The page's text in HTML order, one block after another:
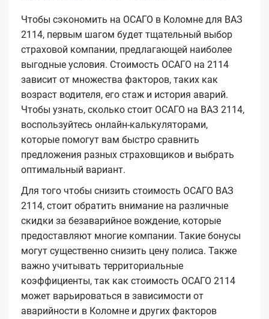
Чтобы сэкономить на ОСАГО в Коломне для ВАЗ
2114, первым шагом будет тщательный выбор
страховой компании, предлагающей наиболее
выгодные условия. Стоимость ОСАГО на 2114
зависит от множества факторов, таких как
возраст водителя, его стаж и история аварий.
Чтобы узнать, сколько стоит ОСАГО на ВАЗ 2114,
воспользуйтесь онлайн-калькуляторами,
которые помогут вам быстро сравнить
предложения разных страховщиков и выбрать
оптимальный вариант.
Для того чтобы снизить стоимость ОСАГО ВАЗ
2114, стоит обратить внимание на различные
скидки за безаварийное вождение, которые
предоставляют многие компании. Такие бонусы
могут существенно снизить цену полиса. Также
важно учитывать территориальные
коэффициенты, так как стоимость ОСАГО 2114
может варьироваться в зависимости от
аварийности в Коломне и других факторов